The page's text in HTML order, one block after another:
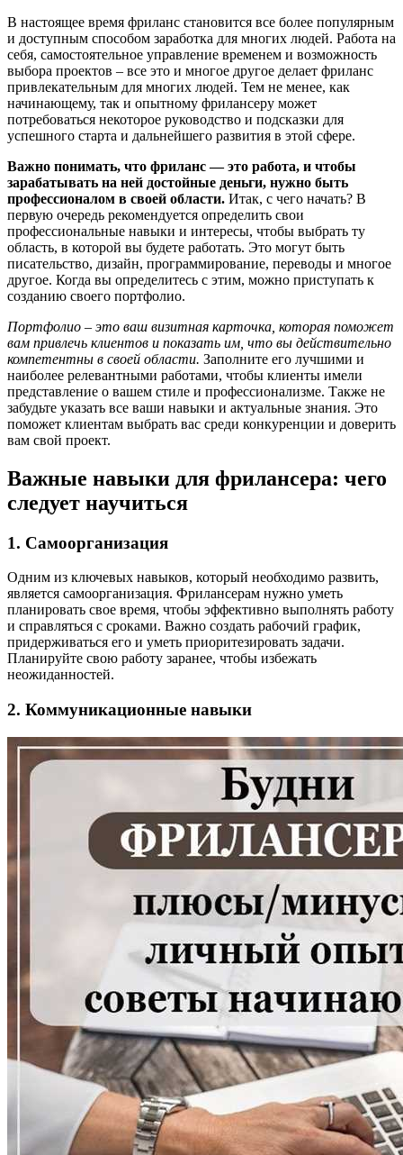
В настоящее время фриланс становится все более популярным
и доступным способом заработка для многих людей. Работа на
себя, самостоятельное управление временем и возможность
выбора проектов – все это и многое другое делает фриланс
привлекательным для многих людей. Тем не менее, как
начинающему, так и опытному фрилансеру может
потребоваться некоторое руководство и подсказки для
успешного старта и дальнейшего развития в этой сфере.
Важно понимать, что фриланс — это работа, и чтобы
зарабатывать на ней достойные деньги, нужно быть
профессионалом в своей области. Итак, с чего начать? В
первую очередь рекомендуется определить свои
профессиональные навыки и интересы, чтобы выбрать ту
область, в которой вы будете работать. Это могут быть
писательство, дизайн, программирование, переводы и многое
другое. Когда вы определитесь с этим, можно приступать к
созданию своего портфолио.
Портфолио – это ваш визитная карточка, которая поможет
вам привлечь клиентов и показать им, что вы действительно
компетентны в своей области. Заполните его лучшими и
наиболее релевантными работами, чтобы клиенты имели
представление о вашем стиле и профессионализме. Также не
забудьте указать все ваши навыки и актуальные знания. Это
поможет клиентам выбрать вас среди конкуренции и доверить
вам свой проект.
Важные навыки для фрилансера: чего
следует научиться
1. Самоорганизация
Одним из ключевых навыков, который необходимо развить,
является самоорганизация. Фрилансерам нужно уметь
планировать свое время, чтобы эффективно выполнять работу
и справляться с сроками. Важно создать рабочий график,
придерживаться его и уметь приоритезировать задачи.
Планируйте свою работу заранее, чтобы избежать
неожиданностей.
2. Коммуникационные навыки